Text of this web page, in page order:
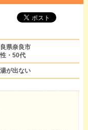
県奈良市
・50代
が出ない